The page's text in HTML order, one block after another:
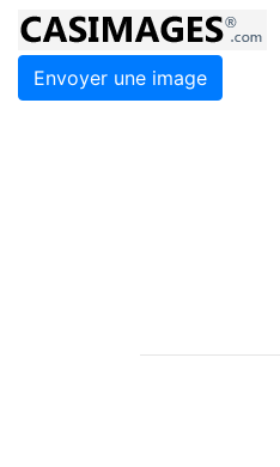
Envoyer une image